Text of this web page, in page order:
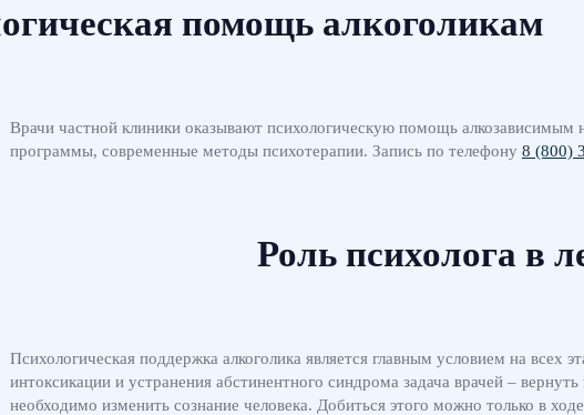
помощь алкоголикам
Врачи частной клиники оказывают психологическую помощь алкозависимым
программы, современные методы психотерапии. Запись по телефону 8 (800)
Роль психолога в
Психологическая поддержка алкоголика является главным условием на всех
интоксикации и устранения абстинентного синдрома задача врачей –
необходимо изменить сознание человека. Добиться этого можно только в